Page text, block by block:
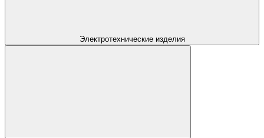
Электротехнические изделия